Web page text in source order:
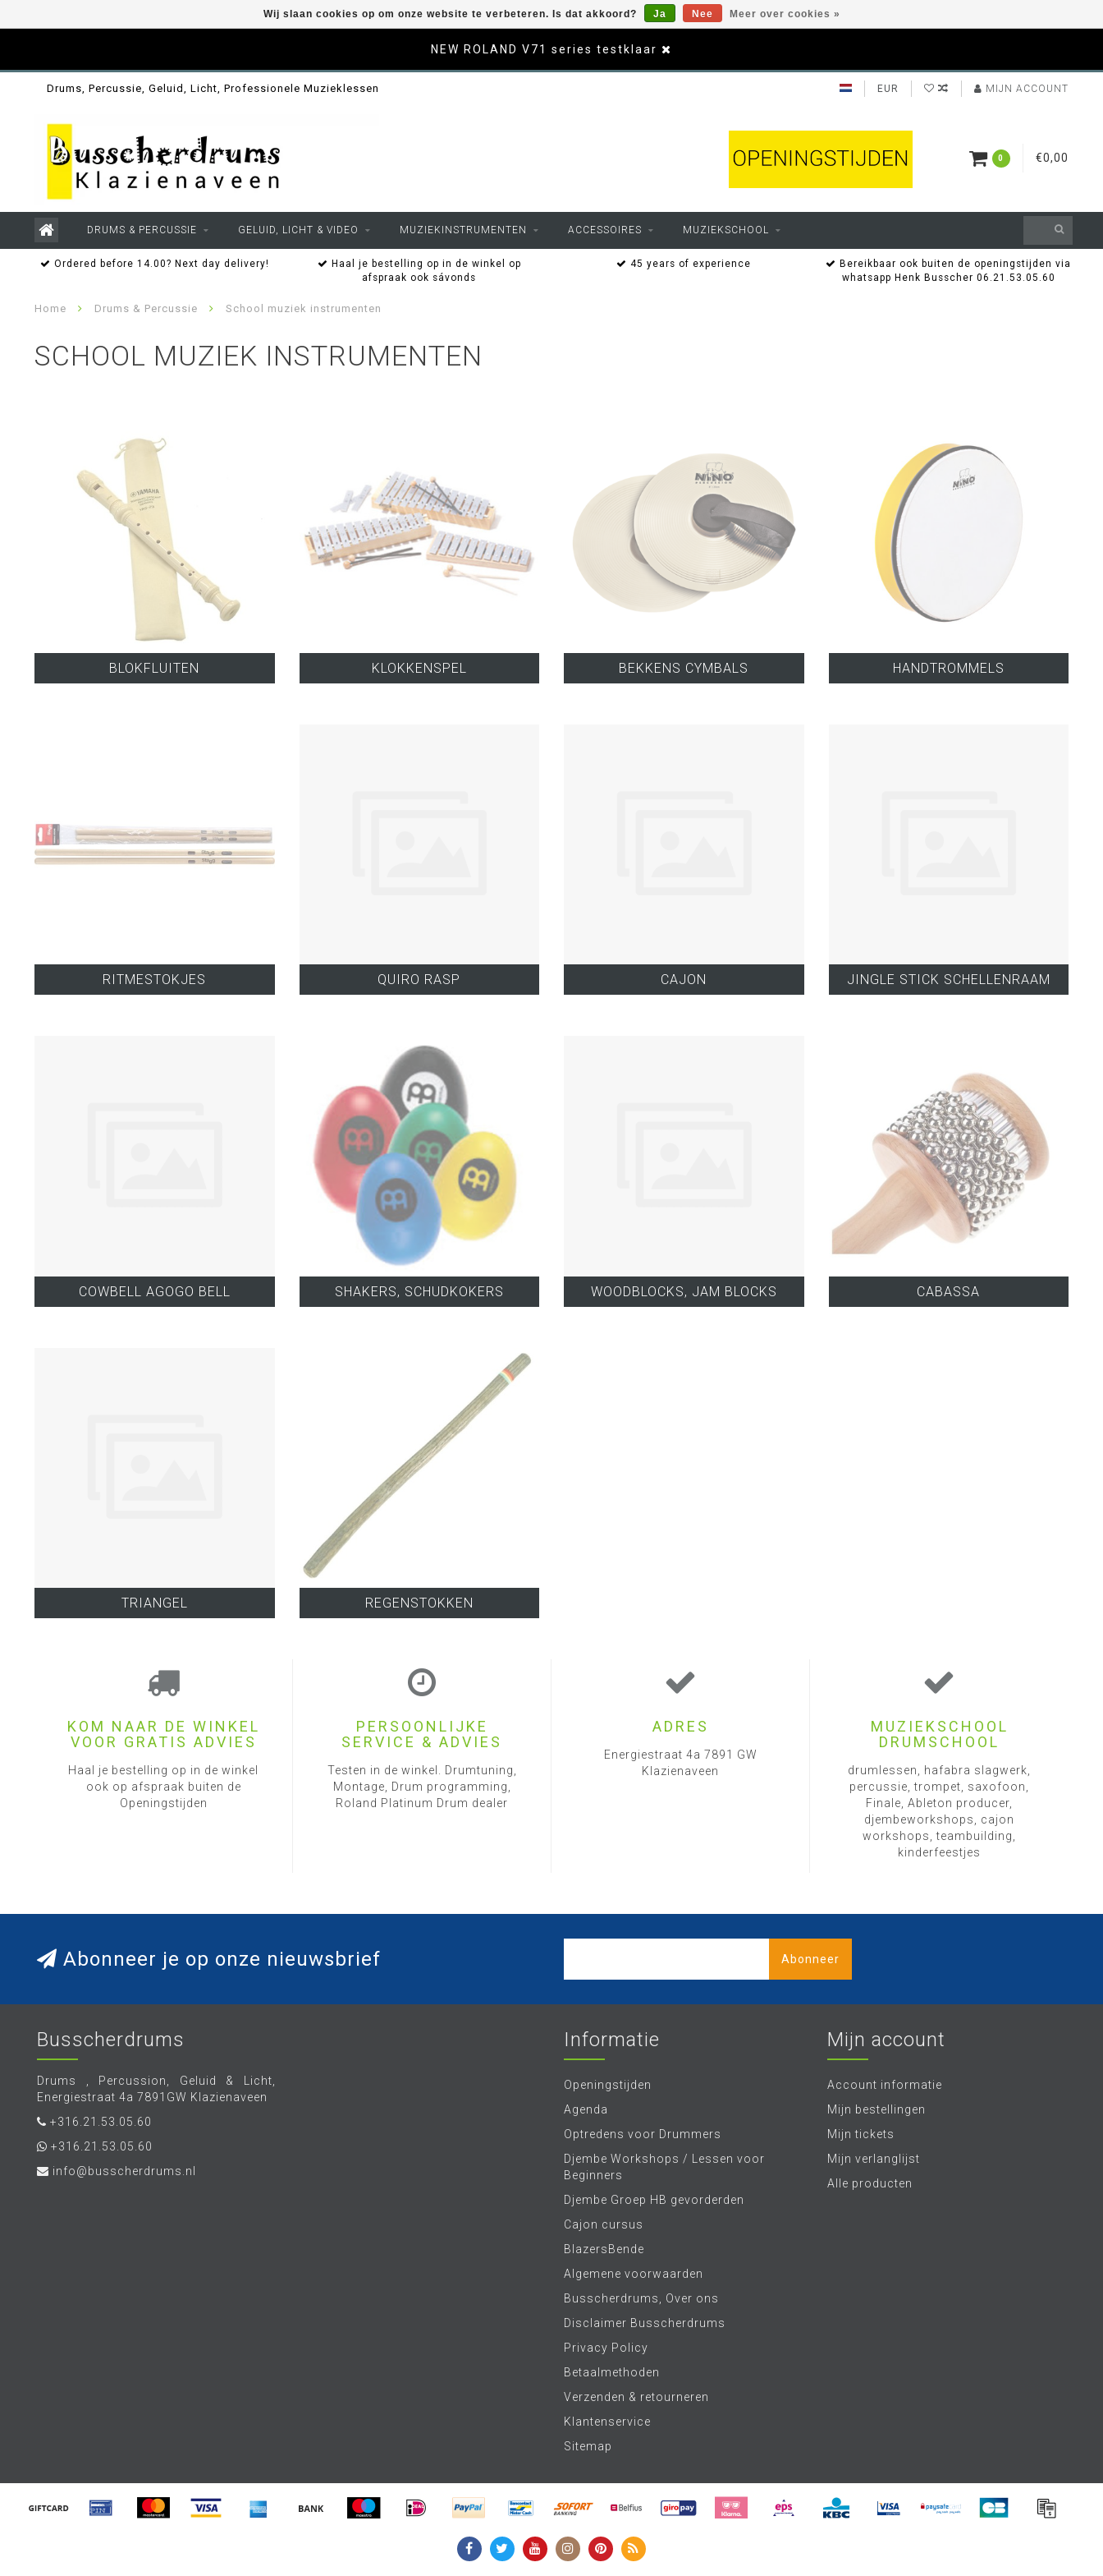
NEW ROLAND V71 series testklaar
Drums, Percussie, Geluid, Licht, Professionele Muzieklessen EUR MIJN ACCOUNT
0 €0,00
DRUMS & PERCUSSIE GELUID, LICHT & VIDEO MUZIEKINSTRUMENTEN ACCESSOIRES MUZIEKSCHOOL
Ordered before 14.00? Next day delivery!
Haal je bestelling op in de winkel op
afspraak ook sávonds
45 years of experience
Bereikbaar ook buiten de openingstijden via
whatsapp Henk Busscher 06.21.53.05.60
Home Drums & Percussie School muziek instrumenten
SCHOOL MUZIEK INSTRUMENTEN
BLOKFLUITEN KLOKKENSPEL BEKKENS CYMBALS HANDTROMMELS
RITMESTOKJES QUIRO RASP CAJON JINGLE STICK SCHELLENRAAM
COWBELL AGOGO BELL SHAKERS, SCHUDKOKERS WOODBLOCKS, JAM BLOCKS CABASSA
TRIANGEL REGENSTOKKEN
Wij slaan cookies op om onze website te verbeteren. Is dat akkoord? Ja Nee Meer over cookies »
KOM NAAR DE WINKEL
VOOR GRATIS ADVIES
Haal je bestelling op in de winkel
ook op afspraak buiten de
Openingstijden
PERSOONLIJKE
SERVICE & ADVIES
Testen in de winkel. Drumtuning,
Montage, Drum programming,
Roland Platinum Drum dealer
ADRES
Energiestraat 4a 7891 GW
Klazienaveen
MUZIEKSCHOOL
DRUMSCHOOL
drumlessen, hafabra slagwerk,
percussie, trompet, saxofoon,
Finale, Ableton producer,
djembeworkshops, cajon
workshops, teambuilding,
kinderfeestjes
Abonneer je op onze nieuwsbrief Abonneer
Busscherdrums
Drums , Percussion, Geluid & Licht,
Energiestraat 4a 7891GW Klazienaveen
+316.21.53.05.60
+316.21.53.05.60
info@busscherdrums.nl
Informatie
Openingstijden
Agenda
Optredens voor Drummers
Djembe Workshops / Lessen voor
Beginners
Djembe Groep HB gevorderden
Cajon cursus
BlazersBende
Algemene voorwaarden
Busscherdrums, Over ons
Disclaimer Busscherdrums
Privacy Policy
Betaalmethoden
Verzenden & retourneren
Klantenservice
Sitemap
Mijn account
Account informatie
Mijn bestellingen
Mijn tickets
Mijn verlanglijst
Alle producten